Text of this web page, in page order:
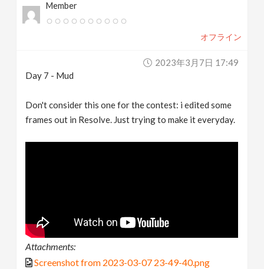
Member
オフライン
2023年3月7日 17:49
Day 7 - Mud
Don't consider this one for the contest: i edited some
frames out in Resolve. Just trying to make it everyday.
Attachments:
Screenshot from 2023-03-07 23-49-40.png